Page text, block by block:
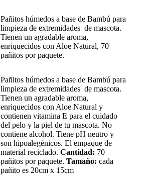
Pañitos húmedos a base de Bambú para
limpieza de extremidades de mascota.
Tienen un agradable aroma,
enriquecidos con Aloe Natural, 70
pañitos por paquete.
Pañitos húmedos a base de Bambú para
limpieza de extremidades de mascota.
Tienen un agradable aroma,
enriquecidos con Aloe Natural y
contienen vitamina E para el cuidado
del pelo y la piel de tu mascota. No
contiene alcohol. Tiene pH neutro y
son hipoalegénicos. El empaque de
material reciclado. Cantidad: 70
pañitos por paquete. Tamaño: cada
pañito es 20cm x 15cm